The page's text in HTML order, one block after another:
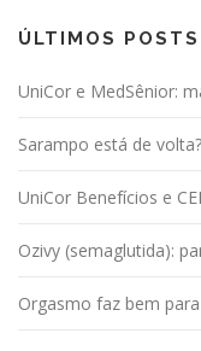
ÚLTIMOS POSTS
UniCor e MedSênior:
Sarampo está de
UniCor Benefícios e
Ozivy (semaglutida):
Orgasmo faz bem